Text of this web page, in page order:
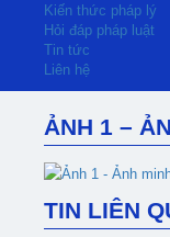
Kiến thức pháp lý
Hỏi đáp pháp luật
Tin tức
Liên hệ
ẢNH 1 –
TIN LIÊN